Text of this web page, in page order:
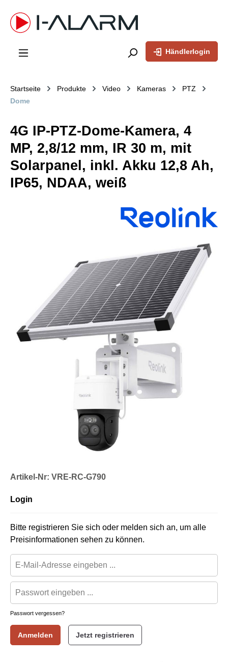
springen
Händlerlogin
Startseite Produkte Video Kameras
PTZ
Dome
4G IP-PTZ-Dome-Kamera, 4
MP, 2,8/12 mm, IR 30 m, mit
Solarpanel, inkl. Akku 12,8 Ah,
IP65, NDAA, weiß
Artikel-Nr: VRE-RC-G790
Login
Bitte registrieren Sie sich oder melden sich an, um alle
Preisinformationen sehen zu können.
Passwort vergessen?
Anmelden Jetzt registrieren